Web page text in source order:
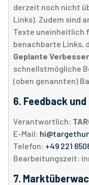
derzeit noch nicht
Links). Zudem sind
Texte uneinheitlich
benachbarte Links,
Geplante
schnellstmögliche
(oben genannten)
6. Feedback
Verantwortlich:
E-Mail:
Telefon: +49 221
Bearbeitungszeit:
7.